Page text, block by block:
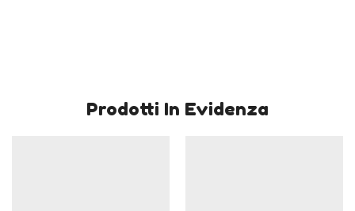
Prodotti In Evidenza